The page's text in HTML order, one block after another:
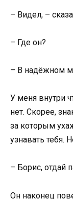
– Видел, –
– Где он?
– В надёжном
У меня внутри
нет. Скорее,
за которым
узнавать тебя.
– Борис, отдай
Он наконец